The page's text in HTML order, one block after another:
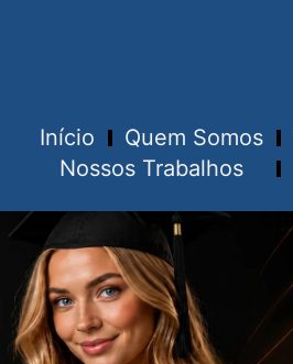
Início Quem Somos
Nossos Trabalhos